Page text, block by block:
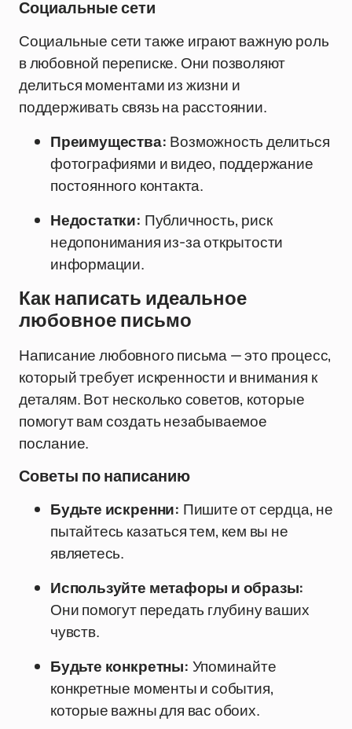
Социальные сети
Социальные сети также играют важную роль
в любовной переписке. Они позволяют
делиться моментами из жизни и
поддерживать связь на расстоянии.
Преимущества: Возможность делиться
фотографиями и видео, поддержание
постоянного контакта.
Недостатки: Публичность, риск
недопонимания из-за открытости
информации.
Как написать идеальное
любовное письмо
Написание любовного письма — это процесс,
который требует искренности и внимания к
деталям. Вот несколько советов, которые
помогут вам создать незабываемое
послание.
Советы по написанию
Будьте искренни: Пишите от сердца, не
пытайтесь казаться тем, кем вы не
являетесь.
Используйте метафоры и образы:
Они помогут передать глубину ваших
чувств.
Будьте конкретны: Упоминайте
конкретные моменты и события,
которые важны для вас обоих.